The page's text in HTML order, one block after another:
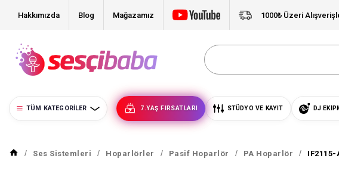
Hakkımızda Blog Mağazamız 1000₺ Üzeri
TÜM KATEGORILER 7.YAŞ FIRSATLARI STÜDYO VE KAYIT DJ
Ses Sistemleri Hoparlörler Pasif Hoparlör PA Hoparlör